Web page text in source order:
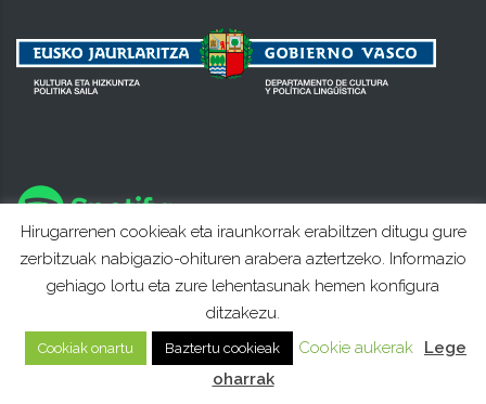
Hirugarrenen cookieak eta iraunkorrak erabiltzen ditugu gure
zerbitzuak nabigazio-ohituren arabera aztertzeko. Informazio
gehiago lortu eta zure lehentasunak hemen konfigura
ditzakezu.
Cookiak onartu Baztertu cookieak Cookie aukerak
Lege
oharrak